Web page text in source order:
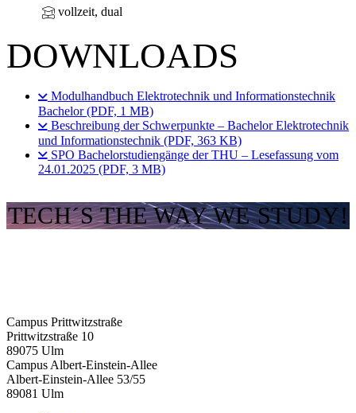
vollzeit, dual
DOWNLOADS
Modulhandbuch Elektrotechnik und Informationstechnik
Bachelor (PDF, 1 MB)
Beschreibung der Schwerpunkte – Bachelor Elektrotechnik
und Informationstechnik (PDF, 363 KB)
SPO Bachelorstudiengänge der THU – Lesefassung vom
24.01.2025 (PDF, 3 MB)
TECH´S THE WAY WE STUDY!
Campus Prittwitzstraße
Prittwitzstraße 10
89075 Ulm
Campus Albert-Einstein-Allee
Albert-Einstein-Allee 53/​55
89081 Ulm